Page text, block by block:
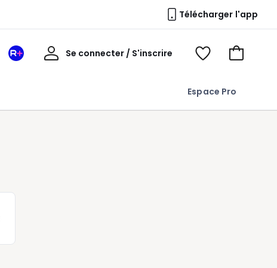
Télécharger l'app
Espace Pro
Mon
Se connecter / S'inscrire
Mon
Voir
Voir